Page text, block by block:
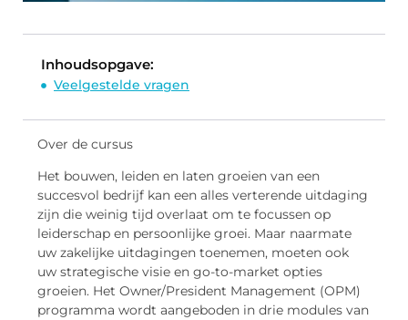
Inhoudsopgave:
Veelgestelde vragen
Over de cursus
Het bouwen, leiden en laten groeien van een
succesvol bedrijf kan een alles verterende uitdaging
zijn die weinig tijd overlaat om te focussen op
leiderschap en persoonlijke groei. Maar naarmate
uw zakelijke uitdagingen toenemen, moeten ook
uw strategische visie en go-to-market opties
groeien. Het Owner/President Management (OPM)
programma wordt aangeboden in drie modules van